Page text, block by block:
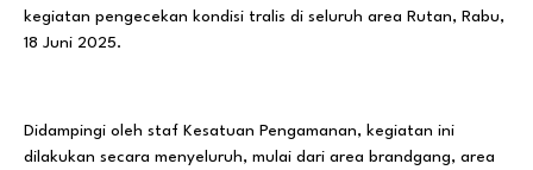
kegiatan pengecekan kondisi tralis di seluruh area Rutan, Rabu,
18 Juni 2025.
Didampingi oleh staf Kesatuan Pengamanan, kegiatan ini
dilakukan secara menyeluruh, mulai dari area brandgang, area